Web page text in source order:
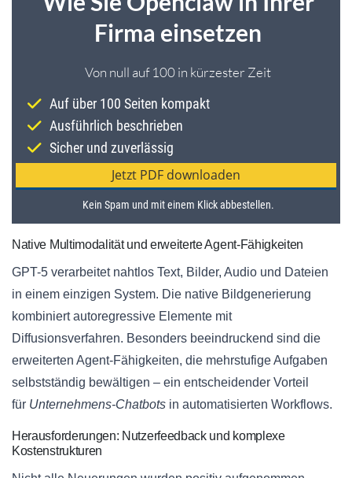
Native Multimodalität und erweiterte Agent-Fähigkeiten
GPT-5 verarbeitet nahtlos Text, Bilder, Audio und Dateien
in einem einzigen System. Die native Bildgenerierung
kombiniert autoregressive Elemente mit
Diffusionsverfahren. Besonders beeindruckend sind die
erweiterten Agent-Fähigkeiten, die mehrstufige Aufgaben
selbstständig bewältigen – ein entscheidender Vorteil
für Unternehmens-Chatbots in automatisierten Workflows.
Herausforderungen: Nutzerfeedback und komplexe
Kostenstrukturen